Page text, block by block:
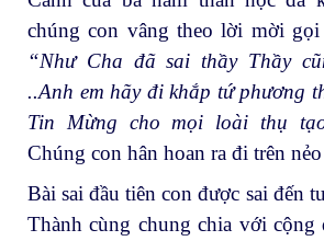
chúng con vâng theo lời mời gọi
“Như Cha đã sai thầy Thầy
..Anh em hãy đi khắp tứ phương
Tin Mừng cho mọi loài thụ
Chúng con hân hoan ra đi trên
Bài sai đầu tiên con được sai đến
Thành cùng chung chia với cộng